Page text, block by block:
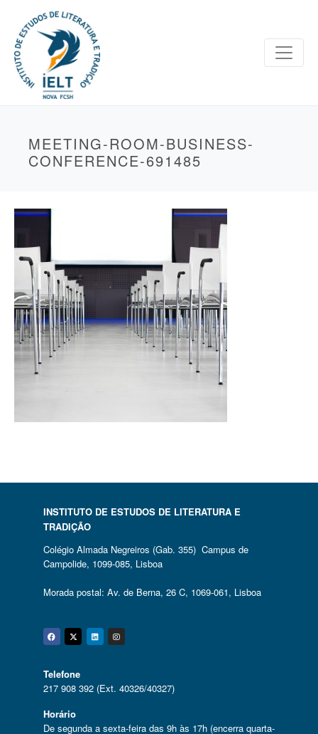
MEETING-ROOM-BUSINESS-
CONFERENCE-691485
INSTITUTO DE ESTUDOS DE LITERATURA E
TRADIÇÃO
Colégio Almada Negreiros (Gab. 355) Campus de
Campolide, 1099-085, Lisboa
Morada postal: Av. de Berna, 26 C, 1069-061, Lisboa
Facebook
Twitter
Linkedin
Instagram
Telefone
217 908 392 (Ext. 40326/40327)
Horário
De segunda a sexta-feira das 9h às 17h (encerra quarta-